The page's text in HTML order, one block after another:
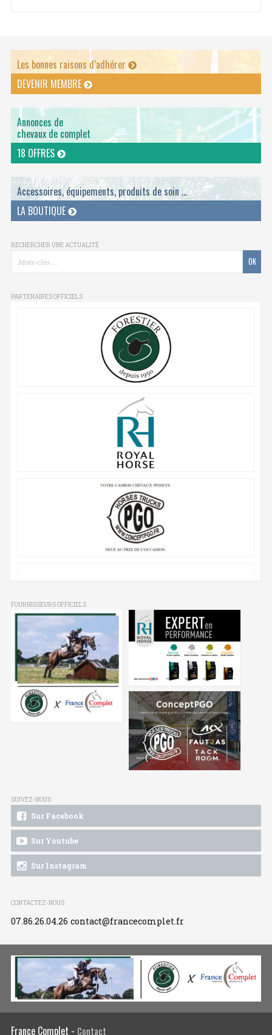
Les bonnes raisons d’adhérer
DEVENIR MEMBRE
Annonces de
chevaux de complet
18 OFFRES
Accessoires, équipements, produits de soin ...
LA BOUTIQUE
RECHERCHER UNE ACTUALITÉ
PARTENAIRES OFFICIELS
FOURNISSEURS OFFICIELS
SUIVEZ-NOUS
Sur Facebook
Sur Youtube
Sur Instagram
CONTACTEZ-NOUS
07.86.26.04.26 contact@francecomplet.fr
France Complet - Contact